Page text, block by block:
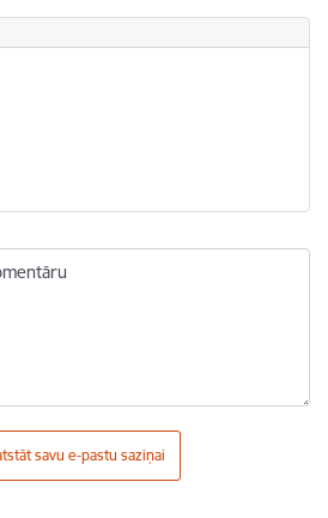
noderīga?
savu e-pastu saziņai